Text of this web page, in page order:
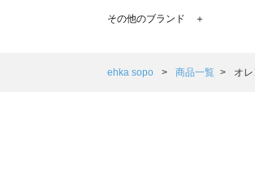
TSUHARU by Samansa Mos2（
Samansa Mos2 Lagom（サマン
その他のブランド ＋
ehka sopo 商品一覧 オ